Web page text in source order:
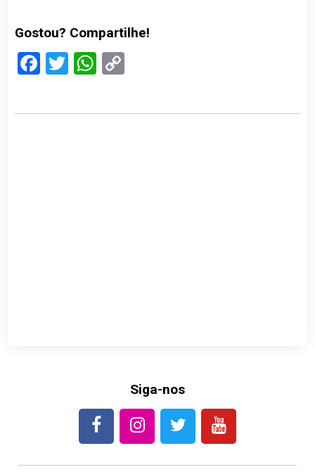
Gostou? Compartilhe!
Facebook
TwitterWhatsApp
Siga-nos